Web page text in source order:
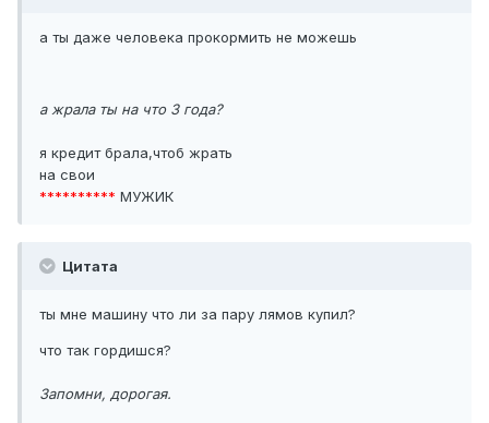
а ты даже человека прокормить не можешь
а жрала ты на что 3 года?
я кредит брала,чтоб жрать
на свои
********** МУЖИК
Цитата
ты мне машину что ли за пару лямов купил?
что так гордишся?
Запомни, дорогая.